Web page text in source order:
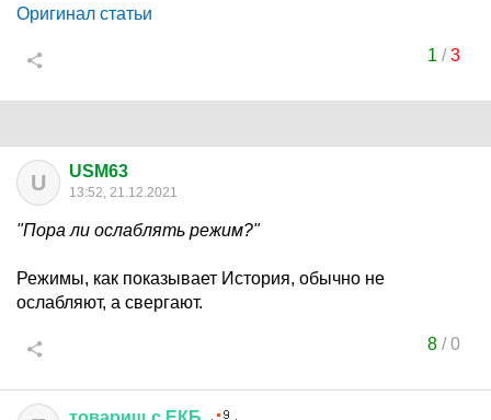
Оригинал статьи
1 /3
U USM63
13:52, 21.12.2021
"Пора ли ослаблять режим?"
Режимы, как показывает История, обычно не
ослабляют, а свергают.
8/0